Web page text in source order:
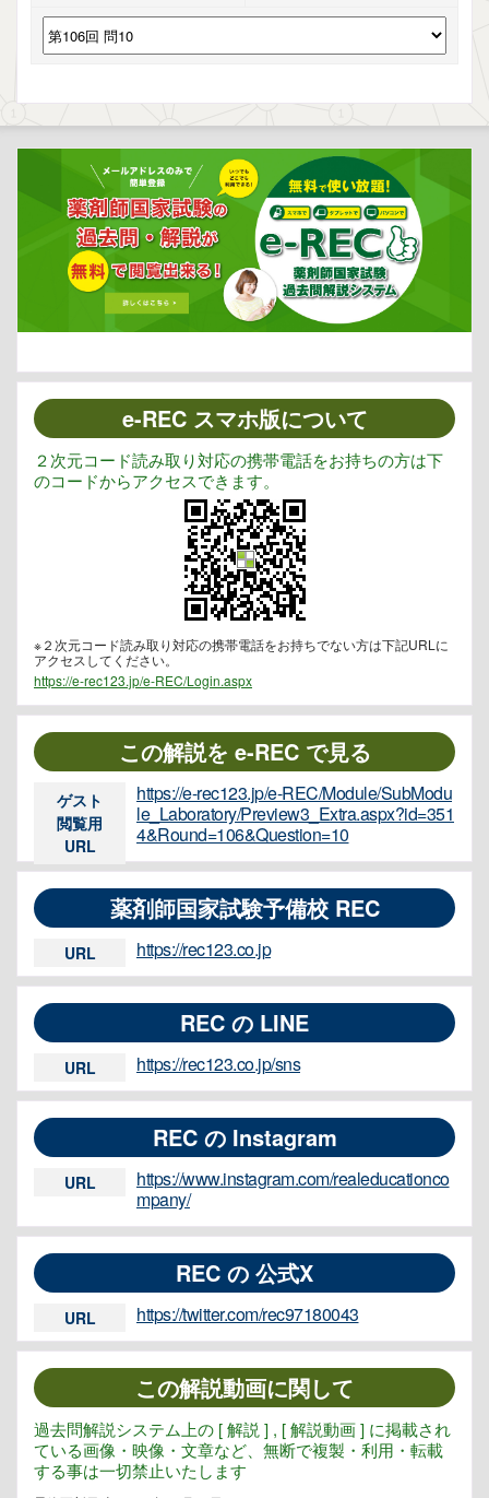
e-REC スマホ版について
２次元コード読み取り対応の携帯電話をお持ちの方は下
のコードからアクセスできます。
※２次元コード読み取り対応の携帯電話をお持ちでない方は下記URLに
アクセスしてください。
https://e-rec123.jp/e-REC/Login.aspx
この解説を e-REC で見る
ゲスト
閲覧用
URL
https://e-rec123.jp/e-REC/Module/SubModu
le_Laboratory/Preview3_Extra.aspx?id=351
4&Round=106&Question=10
薬剤師国家試験予備校 REC
URL https://rec123.co.jp
REC の LINE
URL https://rec123.co.jp/sns
REC の Instagram
URL
https://www.instagram.com/realeducationco
mpany/
REC の 公式X
URL https://twitter.com/rec97180043
この解説動画に関して
過去問解説システム上の [ 解説 ] , [ 解説動画 ] に掲載され
ている画像・映像・文章など、無断で複製・利用・転載
する事は一切禁止いたします